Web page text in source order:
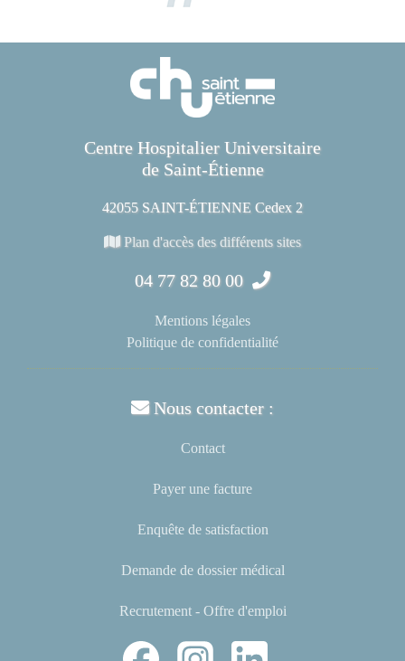
Centre Hospitalier Universitaire
de Saint-Étienne
42055 SAINT-ÉTIENNE Cedex 2
Plan d'accès des différents sites
04 77 82 80 00
Mentions légales
Politique de confidentialité
Nous contacter :
Contact
Payer une facture
Enquête de satisfaction
Demande de dossier médical
Recrutement - Offre d'emploi